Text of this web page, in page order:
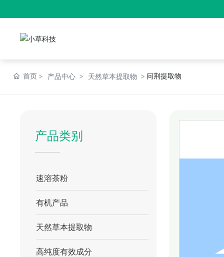
首页 产品中心 天然草本提取物 问荆提取物
产品类别
速溶茶粉
有机产品
天然草本提取物
高纯度有效成分